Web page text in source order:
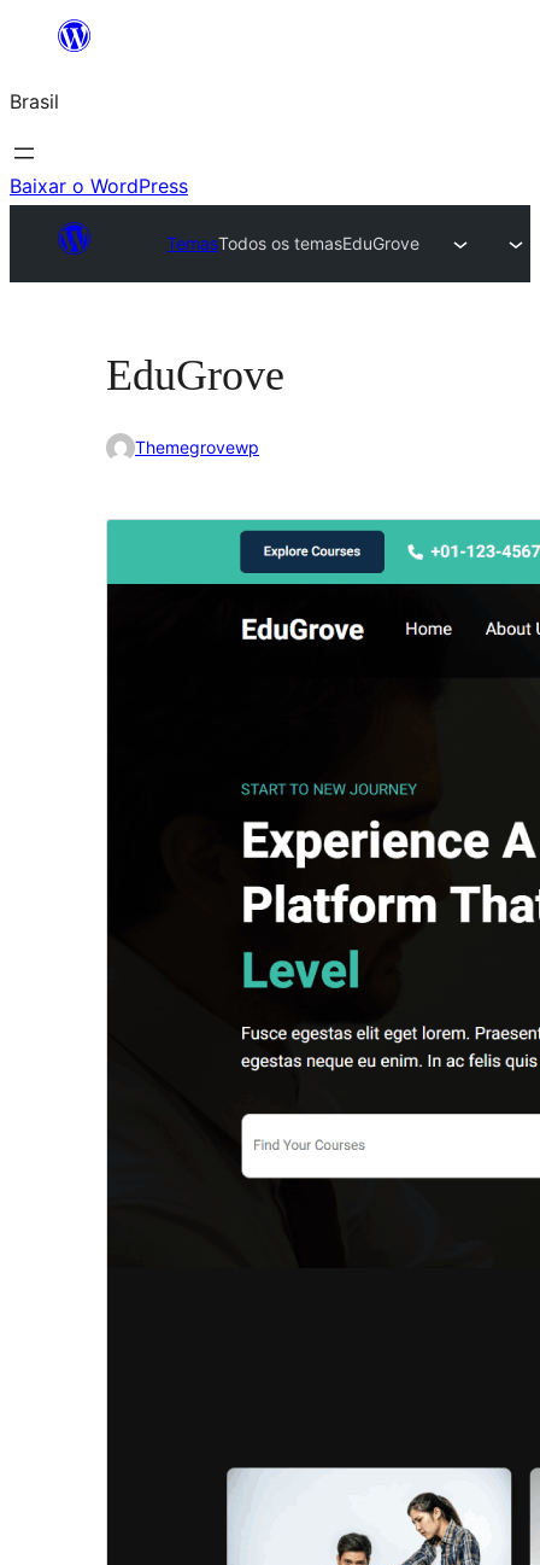
o
conteúdo
Brasil
Baixar o WordPress
TemasTodos os temasEduGrove
EduGrove
Themegrovewp